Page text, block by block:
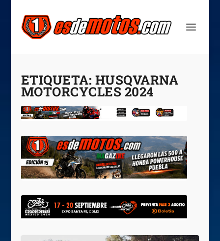
ETIQUETA: HUSQVARNA
MOTORCYCLES 2024